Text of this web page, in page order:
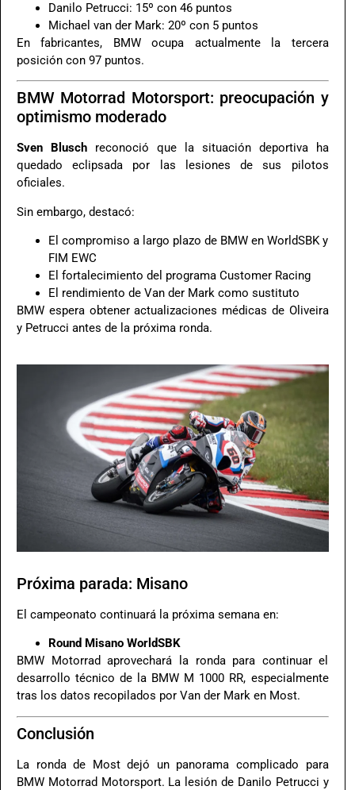
Danilo Petrucci: 15º con 46 puntos
Michael van der Mark: 20º con 5 puntos
En fabricantes, BMW ocupa actualmente la tercera
posición con 97 puntos.
BMW Motorrad Motorsport: preocupación y
optimismo moderado
Sven Bluschreconoció que la situación deportiva ha
quedado eclipsada por las lesiones de sus pilotos
oficiales.
Sin embargo, destacó:
El compromiso a largo plazo de BMW en WorldSBK y
FIM EWC
El fortalecimiento del programa Customer Racing
El rendimiento de Van der Mark como sustituto
BMW espera obtener actualizaciones médicas de Oliveira
y Petrucci antes de la próxima ronda.
Próxima parada: Misano
El campeonato continuará la próxima semana en:
Round Misano WorldSBK
BMW Motorrad aprovechará la ronda para continuar el
desarrollo técnico de la BMW M 1000 RR, especialmente
tras los datos recopilados por Van der Mark en Most.
Conclusión
La ronda de Most dejó un panorama complicado para
BMW Motorrad Motorsport. La lesión de Danilo Petrucci y